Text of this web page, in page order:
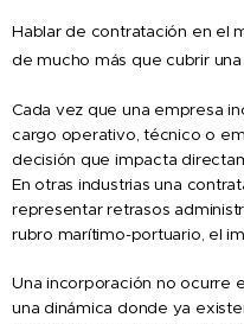
Hablar de contratación en el
de mucho más que cubrir
Cada vez que una empresa
cargo operativo, técnico o
decisión que impacta
En otras industrias una
representar retrasos
rubro marítimo-portuario, el
Una incorporación no ocurre
una dinámica donde ya